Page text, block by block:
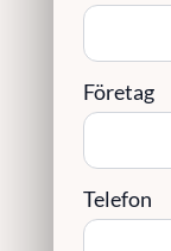
Företag
Telefon